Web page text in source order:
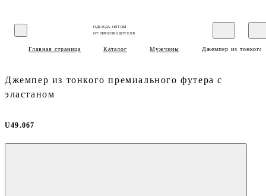
ОДЕЖДА ОПТОМ
ОТ ПРОИЗВОДИТЕЛЯ
Главная страница Каталог Мужчины Джемпер из тонкого
Джемпер из тонкого премиального футера с
эластаном
U49.067